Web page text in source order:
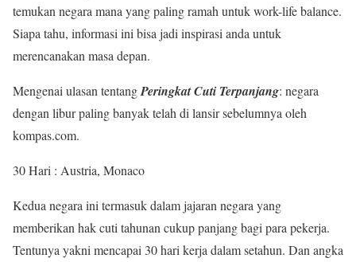
temukan negara mana yang paling ramah untuk work-life balance.
Siapa tahu, informasi ini bisa jadi inspirasi anda untuk
merencanakan masa depan.
Mengenai ulasan tentangPeringkat Cuti Terpanjang: negara
dengan libur paling banyak telah di lansir sebelumnya oleh
kompas.com.
30 Hari : Austria, Monaco
Kedua negara ini termasuk dalam jajaran negara yang
memberikan hak cuti tahunan cukup panjang bagi para pekerja.
Tentunya yakni mencapai 30 hari kerja dalam setahun. Dan angka